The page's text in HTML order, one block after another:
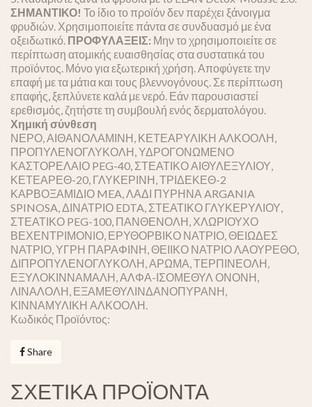
ΣΗΜΑΝΤΙΚΟ! Το ίδιο το προϊόν δεν παρέχει ξάνοιγμα
φρυδιών. Χρησιμοποιείτε πάντα σε συνδυασμό με ένα
οξειδωτικό. ΠΡΟΦΥΛΑΞΕΙΣ: Μην το χρησιμοποιείτε σε
περίπτωση ατομικής ευαισθησίας στα συστατικά του
προϊόντος. Μόνο για εξωτερική χρήση. Αποφύγετε την
επαφή με τα μάτια και τους βλεννογόνους. Σε περίπτωση
επαφής, ξεπλύνετε καλά με νερό. Εάν παρουσιαστεί
ερεθισμός, ζητήστε τη συμβουλή ενός δερματολόγου.
Χημική σύνθεση
ΝΕΡΟ, ΑΙΘΑΝΟΛΑΜΙΝΗ, ΚΕΤΕΑΡΥΛΙΚΗ ΑΛΚΟΟΛΗ,
ΠΡΟΠΥΛΕΝΟΓΛΥΚΟΛΗ, ΥΔΡΟΓΟΝΩΜΕΝΟ
ΚΑΣΤΟΡΕΛΑΙΟ PEG-40, ΣΤΕΑΤΙΚΟ ΑΙΘΥΛΕΞΥΛΙΟΥ,
ΚΕΤΕΑΡΕΘ-20, ΓΛΥΚΕΡΙΝΗ, ΤΡΙΔΕΚΕΘ-2
ΚΑΡΒΟΞΑΜΙΔΙΟ MEA, ΛΑΔΙ ΠΥΡΗΝΑ ARGANIA
SPINOSA, ΔΙΝΑΤΡΙΟ EDTA, ΣΤΕΑΤΙΚΟ ΓΛΥΚΕΡΥΛΙΟΥ,
ΣΤΕΑΤΙΚΟ PEG-100, ΠΑΝΘΕΝΟΛΗ, ΧΛΩΡΙΟΥΧΟ
ΒΕΧΕΝΤΡΙΜΟΝΙΟ, ΕΡΥΘΟΡΒΙΚΟ ΝΑΤΡΙΟ, ΘΕΙΩΔΕΣ
ΝΑΤΡΙΟ, ΥΓΡΗ ΠΑΡΑΦΙΝΗ, ΘΕΙΙΚΟ ΝΑΤΡΙΟ ΛΑΟΥΡΕΘΟ,
ΔΙΠΡΟΠΥΛΕΝΟΓΛΥΚΟΛΗ, ΑΡΩΜΑ, ΤΕΡΠΙΝΕΟΛΗ,
ΕΞΥΛΟΚΙΝΝΑΜΑΛΗ, ΑΛΦΑ-ΙΣΟΜΕΘΥΛ ΟΝΟΝΗ,
ΛΙΝΑΛΟΛΗ, ΕΞΑΜΕΘΥΛΙΝΔΑΝΟΠΥΡΑΝΗ,
ΚΙΝΝΑΜΥΛΙΚΗ ΑΛΚΟΟΛΗ.
Κωδικός Προϊόντος:
Share
ΣΧΕΤΙΚΑ ΠΡΟΪΟΝΤΑ